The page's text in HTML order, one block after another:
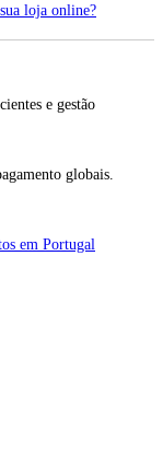
loja online?
e gestão
globais.
em Portugal